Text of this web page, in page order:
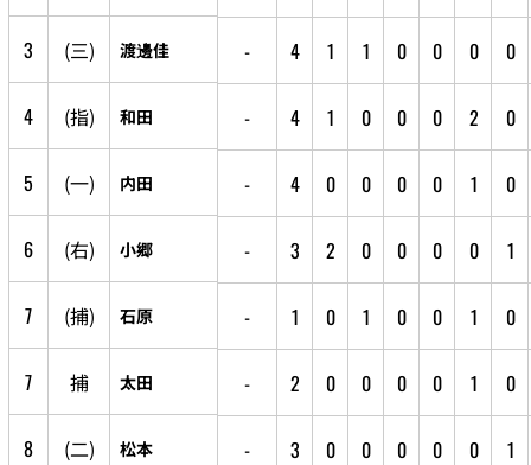
3 (三) 渡邊佳 - 4 1 1 0 0 0 0
4 (指) 和田 - 4 1 0 0 0 2 0
5 (一) 内田 - 4 0 0 0 0 1 0
6 (右) 小郷 - 3 2 0 0 0 0 1
7 (捕) 石原 - 1 0 1 0 0 1 0
7 捕 太田 - 2 0 0 0 0 1 0
8 (二) 松本 - 3 0 0 0 0 0 1